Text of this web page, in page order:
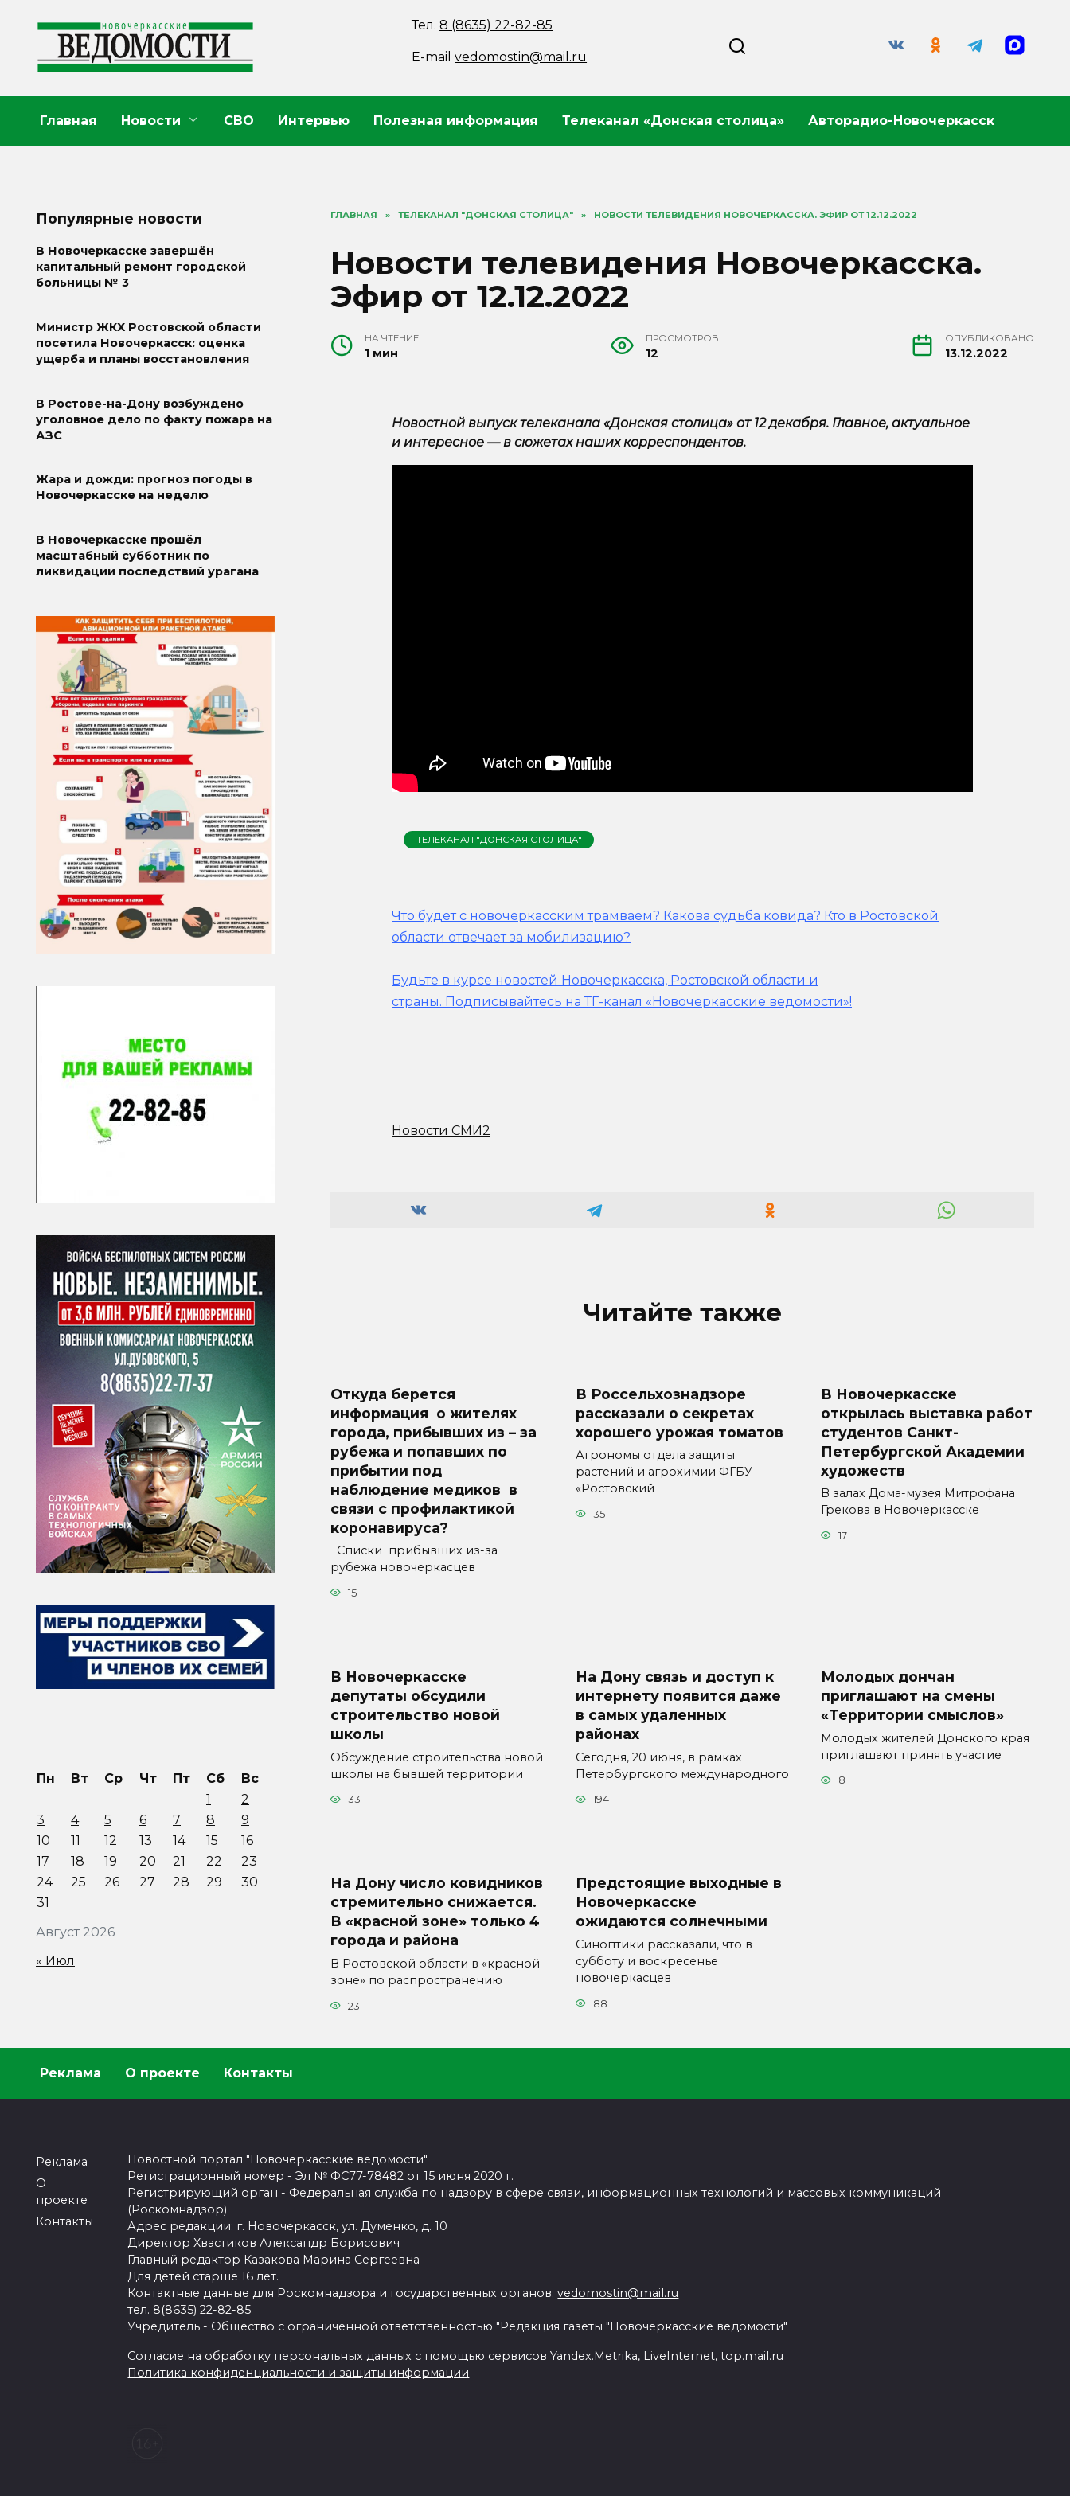
содержанию
Тел.8 (8635) 22-82-85
E-mailvedomostin@mail.ru
Главная Новости СВО Интервью Полезная информация Телеканал «Донская столица» Авторадио-Новочеркасск
ГЛАВНАЯ » ТЕЛЕКАНАЛ "ДОНСКАЯ СТОЛИЦА" » НОВОСТИ ТЕЛЕВИДЕНИЯ НОВОЧЕРКАССКА. ЭФИР ОТ 12.12.2022
Новости телевидения Новочеркасска.
Эфир от 12.12.2022
НА ЧТЕНИЕ
1 мин
ПРОСМОТРОВ
12
ОПУБЛИКОВАНО
13.12.2022
Новостной выпуск телеканала «Донская столица» от 12 декабря. Главное, актуальное
и интересное — в сюжетах наших корреспондентов.
ТЕЛЕКАНАЛ "ДОНСКАЯ СТОЛИЦА"
Что будет с новочеркасским трамваем? Какова судьба ковида? Кто в Ростовской
области отвечает за мобилизацию?
Будьте в курсе новостей Новочеркасска, Ростовской области и
страны. Подписывайтесь на ТГ-канал «Новочеркасские ведомости»!
Новости СМИ2
Читайте также
Откуда берется
информация о жителях
города, прибывших из – за
рубежа и попавших по
прибытии под
наблюдение медиков в
связи с профилактикой
коронавируса?
Списки прибывших из-за
рубежа новочеркасцев
15
В Россельхознадзоре
рассказали о секретах
хорошего урожая томатов
Агрономы отдела защиты
растений и агрохимии ФГБУ
«Ростовский
35
В Новочеркасске
открылась выставка работ
студентов Санкт-
Петербургской Академии
художеств
В залах Дома-музея Митрофана
Грекова в Новочеркасске
17
В Новочеркасске
депутаты обсудили
строительство новой
школы
Обсуждение строительства новой
школы на бывшей территории
33
На Дону связь и доступ к
интернету появится даже
в самых удаленных
районах
Сегодня, 20 июня, в рамках
Петербургского международного
194
Молодых дончан
приглашают на смены
«Территории смыслов»
Молодых жителей Донского края
приглашают принять участие
8
На Дону число ковидников
стремительно снижается.
В «красной зоне» только 4
города и района
В Ростовской области в «красной
зоне» по распространению
23
Предстоящие выходные в
Новочеркасске
ожидаются солнечными
Синоптики рассказали, что в
субботу и воскресенье
новочеркасцев
88
Популярные новости
В Новочеркасске завершён
капитальный ремонт городской
больницы № 3
Министр ЖКХ Ростовской области
посетила Новочеркасск: оценка
ущерба и планы восстановления
В Ростове-на-Дону возбуждено
уголовное дело по факту пожара на
АЗС
Жара и дожди: прогноз погоды в
Новочеркасске на неделю
В Новочеркасске прошёл
масштабный субботник по
ликвидации последствий урагана
Август 2026
Пн Вт Ср Чт Пт Сб
Вс
1
2
3
4 5 6 7 8
9
10
11 12 13 14 15
16
17
18 19 20 21 22
23
24
25 26 27 28 29
30
31
« Июл
Реклама О проекте Контакты
Реклама
О
проекте
Контакты
Новостной портал "Новочеркасские ведомости"
Регистрационный номер - Эл № ФС77-78482 от 15 июня 2020 г.
Регистрирующий орган - Федеральная служба по надзору в сфере связи, информационных технологий и массовых коммуникаций
(Роскомнадзор)
Адрес редакции: г. Новочеркасск, ул. Думенко, д. 10
Директор Хвастиков Александр Борисович
Главный редактор Казакова Марина Сергеевна
Для детей старше 16 лет.
Контактные данные для Роскомнадзора и государственных органов:vedomostin@mail.ru
тел. 8(8635) 22-82-85
Учредитель - Общество с ограниченной ответственностью "Редакция газеты "Новочеркасские ведомости"
Согласие на обработку персональных данных с помощью сервисов Yandex.Metrika, LiveInternet, top.mail.ru
Политика конфиденциальности и защиты информации